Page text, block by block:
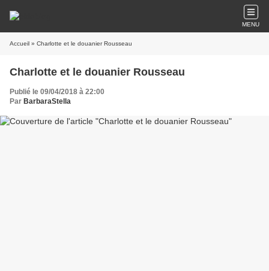
MENU
Accueil » Charlotte et le douanier Rousseau
Charlotte et le douanier Rousseau
Publié le 09/04/2018 à 22:00
Par BarbaraStella